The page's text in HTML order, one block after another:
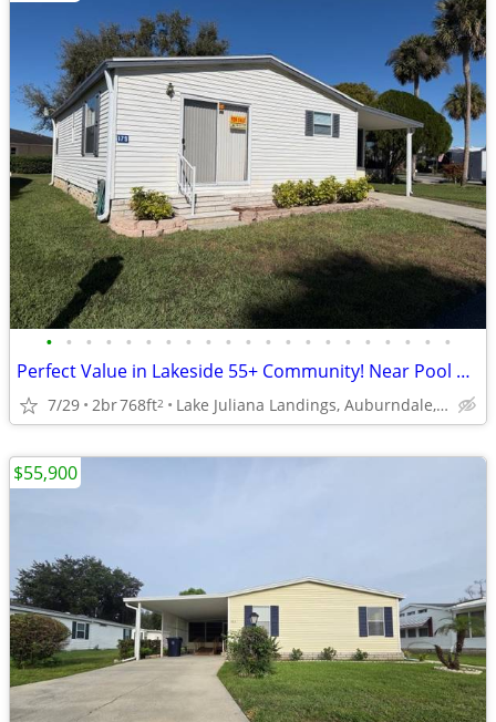
• • • • • • • • • • • • • • • • • • • • •
Perfect Value in Lakeside 55+ Community! Near Pool & Clubhouse
7/29 2br768ft2 Lake Juliana Landings, Auburndale, FL
$55,900